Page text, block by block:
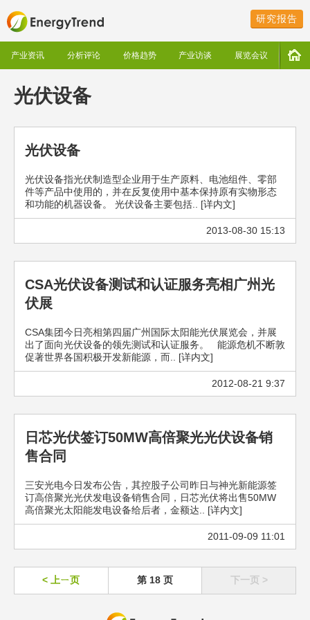
研究报告
产业资讯 分析评论 价格趋势 产业访谈 展览会议
光伏设备
光伏设备
光伏设备指光伏制造型企业用于生产原料、电池组件、零部
件等产品中使用的，并在反复使用中基本保持原有实物形态
和功能的机器设备。 光伏设备主要包括.. [详内文]
2013-08-30 15:13
CSA光伏设备测试和认证服务亮相广州光
伏展
CSA集团今日亮相第四届广州国际太阳能光伏展览会，并展
出了面向光伏设备的领先测试和认证服务。 能源危机不断敦
促著世界各国积极开发新能源，而.. [详内文]
2012-08-21 9:37
日芯光伏签订50MW高倍聚光光伏设备销
售合同
三安光电今日发布公告，其控股子公司昨日与神光新能源签
订高倍聚光光伏发电设备销售合同，日芯光伏将出售50MW
高倍聚光太阳能发电设备给后者，金额达.. [详内文]
2011-09-09 11:01
< 上ㄧ页 第 18 页 下一页 >